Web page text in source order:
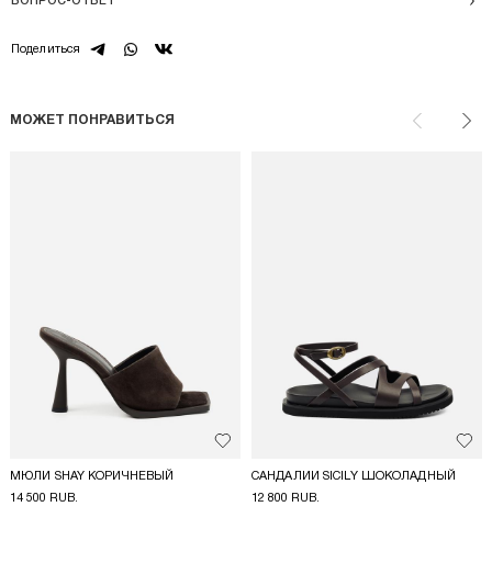
Поделиться telegramwhatsapp
vk
МОЖЕТ ПОНРАВИТЬСЯ
Назад
Добавить в избранное
МЮЛИ SHAY КОРИЧНЕВЫЙ
14 500 RUB.
САНДАЛИИ SICILY ШОКОЛАДНЫЙ
12 800 RUB.